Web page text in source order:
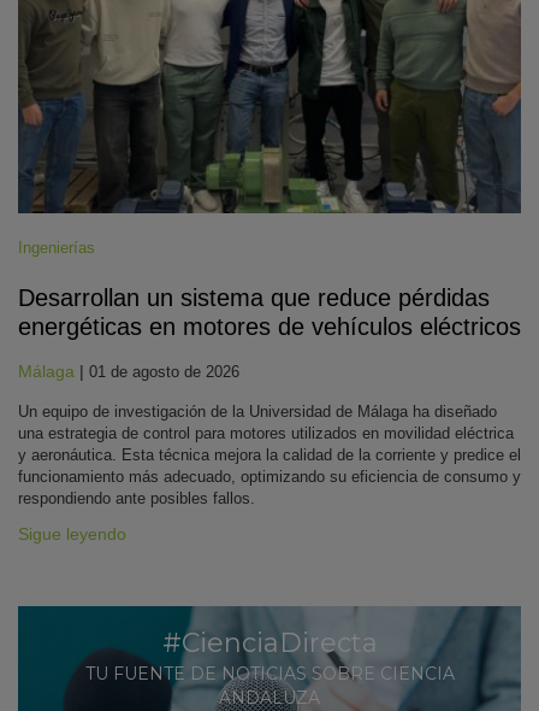
Ingenierías
Desarrollan un sistema que reduce pérdidas
energéticas en motores de vehículos eléctricos
Málaga | 01 de agosto de 2026
Un equipo de investigación de la Universidad de Málaga ha diseñado
una estrategia de control para motores utilizados en movilidad eléctrica
y aeronáutica. Esta técnica mejora la calidad de la corriente y predice el
funcionamiento más adecuado, optimizando su eficiencia de consumo y
respondiendo ante posibles fallos.
Sigue leyendo
#CienciaDirecta
TU FUENTE DE NOTICIAS SOBRE CIENCIA
ANDALUZA